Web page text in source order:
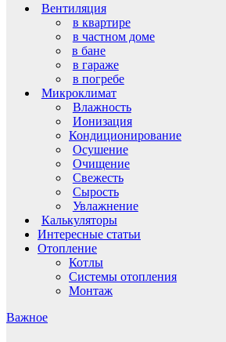
Вентиляция
в квартире
в частном доме
в бане
в гараже
в погребе
Микроклимат
Влажность
Ионизация
Кондиционирование
Осушение
Очищение
Свежесть
Сырость
Увлажнение
Калькуляторы
Интересные статьи
Отопление
Котлы
Системы отопления
Монтаж
Важное